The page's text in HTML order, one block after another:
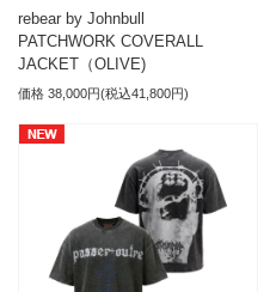
rebear by Johnbull
PATCHWORK COVERALL
JACKET（OLIVE)
価格 38,000円(税込41,800円)